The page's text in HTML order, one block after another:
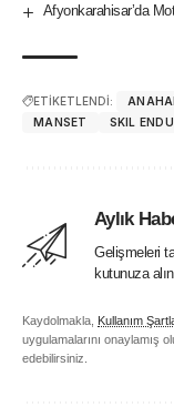
Afyonkarahisar’da
ETİKETLENDİ:
MANSET
SKIL
Aylık
Gelişmeleri
kutunuza alın.
Kaydolmakla, Kullanım
uygulamalarını onaylamış
edebilirsiniz.